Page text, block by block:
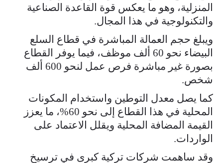
المنزلية، وهو ما يعكس قوة القاعدة الصناعية
والتكنولوجية في هذا المجال.
ويبلغ حجم العمالة المباشرة في قطاع السلع
البيضاء نحو 60 ألف موظف، فيما يوفر القطاع
بصورة غير مباشرة فرص عمل لنحو 600 ألف
شخص.
كما يصل معدل التوطين واستخدام المكونات
المحلية في هذا القطاع إلى نحو 60%، ما يعزز
القيمة المضافة المحلية ويقلل الاعتماد على
الواردات.
وقد ساهمت شركات تركية كبرى في ترسيخ